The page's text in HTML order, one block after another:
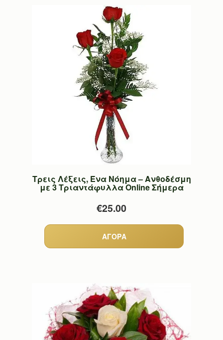
Τρεις Λέξεις, Ένα Νόημα – Ανθοδέσμη
με 3 Τριαντάφυλλα Online Σήμερα
€25.00